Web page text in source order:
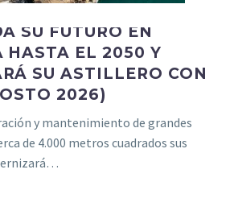
SU FUTURO EN
HASTA EL 2050 Y
SU ASTILLERO CON
2026)
y mantenimiento de grandes
de 4.000 metros cuadrados sus